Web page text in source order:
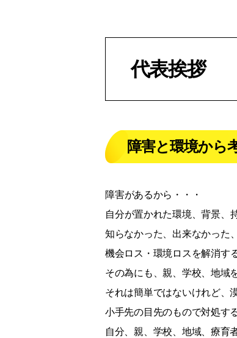
代表挨拶
障害と環境から
障害があるから・・・
自分が置かれた環境、背景、
知らなかった、出来なかった
機会ロス・環境ロスを解消する
その為にも、親、学校、地域
それは簡単ではないけれど、
小手先の目先のもので対処す
自分、親、学校、地域、療育